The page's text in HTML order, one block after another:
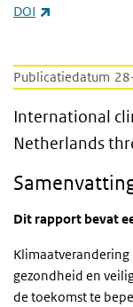
Publicatiedatum
International
International
Netherlands
Dit rapport bevat
Klimaatverandering
gezondheid en
de toekomst te
DOI